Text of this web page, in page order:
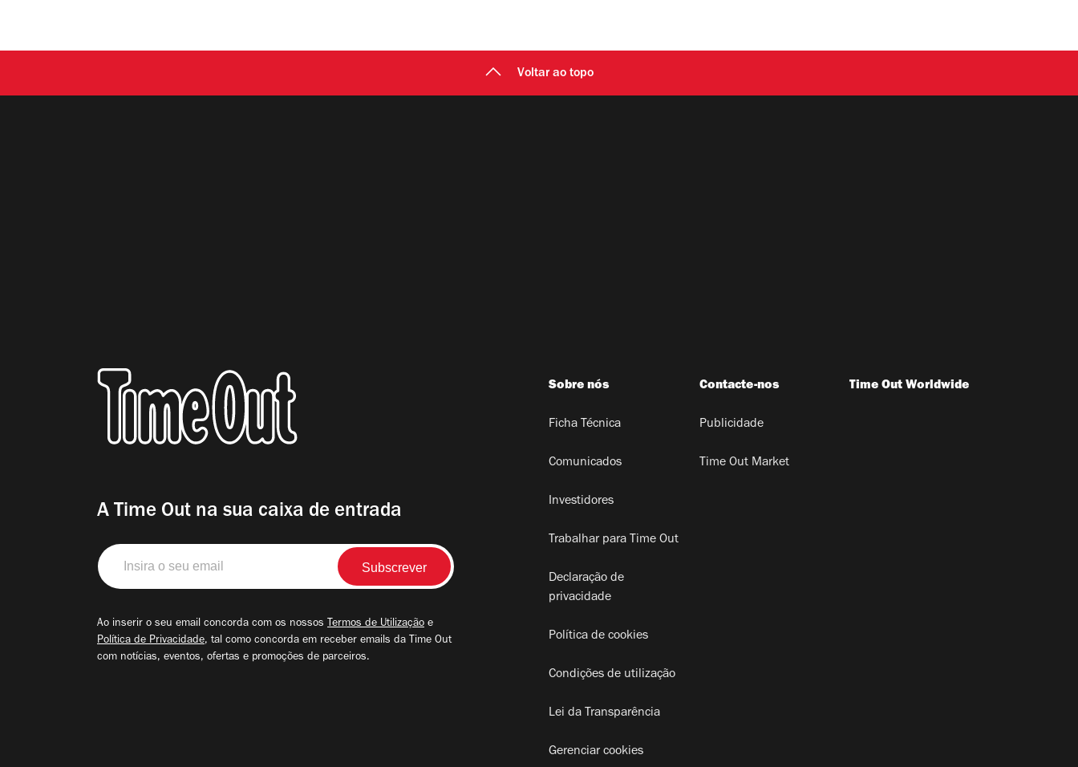
Voltar ao topo
A Time Out na sua caixa de entrada
Insira
o
seu
Ao inserir o seu email concorda com os nossos Termos de Utilização e
Política de Privacidade, tal como concorda em receber emails da Time Out
com notícias, eventos, ofertas e promoções de parceiros.
Sobre nós
Ficha Técnica
Comunicados
Investidores
Trabalhar para Time Out
Declaração de
privacidade
Política de cookies
Condições de utilização
Lei da Transparência
Gerenciar cookies
Contacte-nos
Publicidade
Time Out Market
Time Out Worldwide